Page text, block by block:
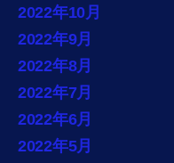
2022年10月
2022年9月
2022年8月
2022年7月
2022年6月
2022年5月